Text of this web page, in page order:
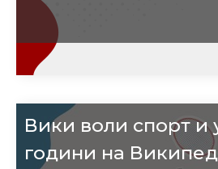
Вики воли спорт и
години на